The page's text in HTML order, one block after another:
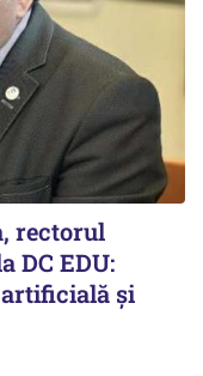
rectorul
DC EDU:
și